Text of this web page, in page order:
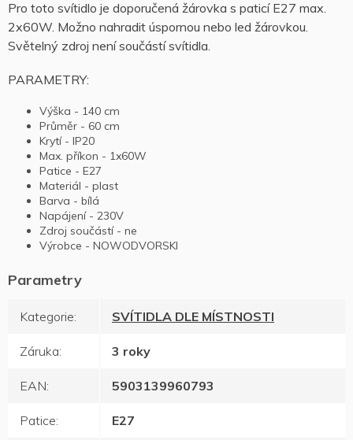
Pro toto svítidlo je doporučená žárovka s paticí E27 max.
2x60W. Možno nahradit úspornou nebo led žárovkou.
Světelný zdroj není součástí svítidla.
PARAMETRY:
Výška - 140 cm
Průměr - 60 cm
Krytí - IP20
Max. příkon - 1x60W
Patice - E27
Materiál - plast
Barva - bílá
Napájení - 230V
Zdroj součástí - ne
Výrobce - NOWODVORSKI
Kategorie: SVÍTIDLA DLE MÍSTNOSTI
Záruka: 3 roky
EAN: 5903139960793
Patice: E27